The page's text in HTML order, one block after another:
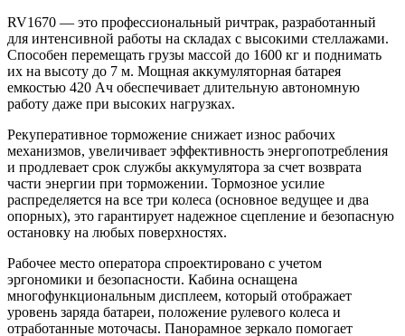
RV1670 — это профессиональный ричтрак, разработанный
для интенсивной работы на складах с высокими стеллажами.
Способен перемещать грузы массой до 1600 кг и поднимать
их на высоту до 7 м. Мощная аккумуляторная батарея
емкостью 420 Ач обеспечивает длительную автономную
работу даже при высоких нагрузках.
Рекуперативное торможение снижает износ рабочих
механизмов, увеличивает эффективность энергопотребления
и продлевает срок службы аккумулятора за счет возврата
части энергии при торможении. Тормозное усилие
распределяется на все три колеса (основное ведущее и два
опорных), это гарантирует надежное сцепление и безопасную
остановку на любых поверхностях.
Рабочее место оператора спроектировано с учетом
эргономики и безопасности. Кабина оснащена
многофункциональным дисплеем, который отображает
уровень заряда батареи, положение рулевого колеса и
отработанные моточасы. Панорамное зеркало помогает